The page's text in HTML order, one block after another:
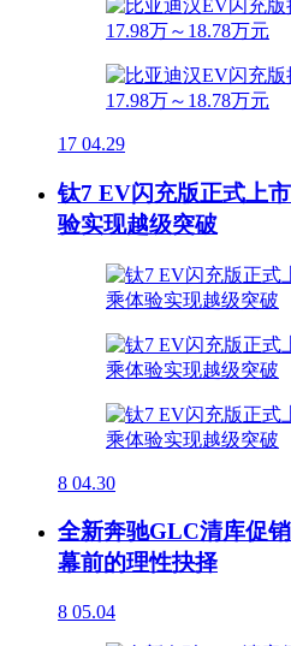
17 04.29
钛7 EV闪充版正式上
验实现越级突破
8 04.30
全新奔驰GLC清库促
幕前的理性抉择
8 05.04